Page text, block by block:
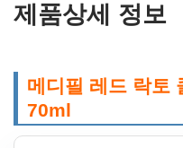
제품상세 정보
메디필 레드 락토
70ml